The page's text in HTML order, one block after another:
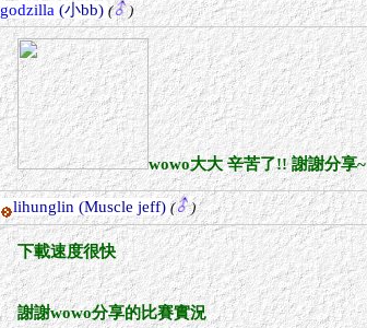
godzilla(小bb) ( )
wowo大大 辛苦了!! 謝謝分享~
lihunglin (Muscle jeff) ( )
下載速度很快
謝謝wowo分享的比賽實況